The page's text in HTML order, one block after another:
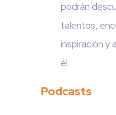
podrán
talentos,
inspiración y
él.
Podcasts